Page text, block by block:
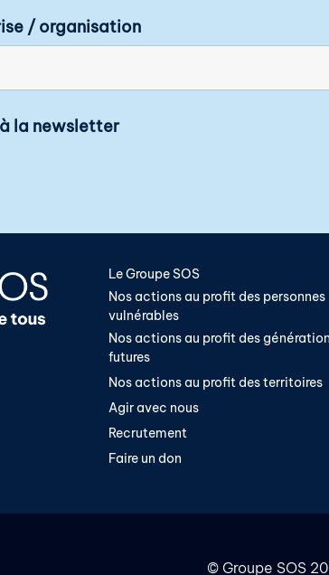
/ organisation
la newsletter
Le Groupe SOS
Nos actions au profit des personnes
vulnérables
Nos actions au profit des
futures
Nos actions au profit des territoires
Agir avec nous
Recrutement
Faire un don
© Groupe SOS